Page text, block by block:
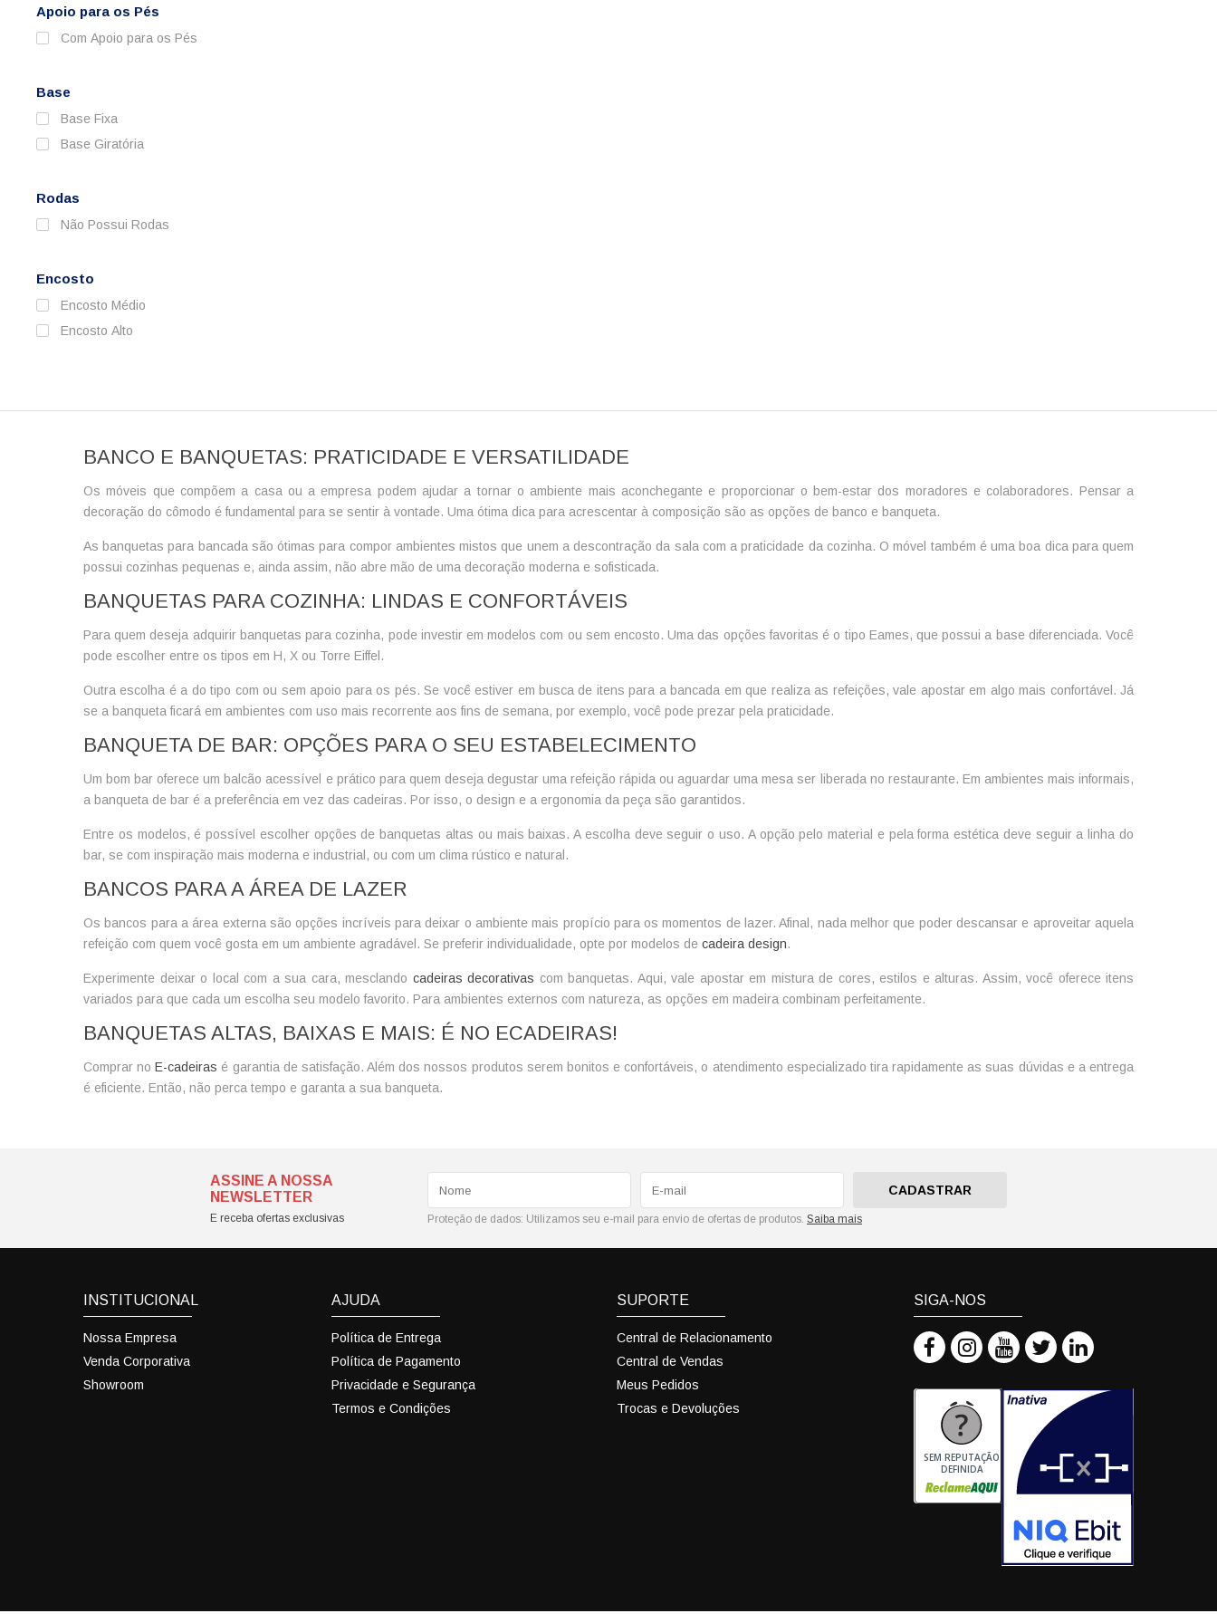
Apoio para os Pés
Com Apoio para os Pés
Base
Base Fixa
Base Giratória
Rodas
Não Possui Rodas
Encosto
Encosto Médio
Encosto Alto
BANCO E BANQUETAS: PRATICIDADE E VERSATILIDADE
Os móveis que compõem a casa ou a empresa podem ajudar a tornar o ambiente mais aconchegante e proporcionar o bem-estar dos moradores e colaboradores. Pensar a
decoração do cômodo é fundamental para se sentir à vontade. Uma ótima dica para acrescentar à composição são as opções de banco e banqueta.
As banquetas para bancada são ótimas para compor ambientes mistos que unem a descontração da sala com a praticidade da cozinha. O móvel também é uma boa dica para quem
possui cozinhas pequenas e, ainda assim, não abre mão de uma decoração moderna e sofisticada.
BANQUETAS PARA COZINHA: LINDAS E CONFORTÁVEIS
Para quem deseja adquirir banquetas para cozinha, pode investir em modelos com ou sem encosto. Uma das opções favoritas é o tipo Eames, que possui a base diferenciada. Você
pode escolher entre os tipos em H, X ou Torre Eiffel.
Outra escolha é a do tipo com ou sem apoio para os pés. Se você estiver em busca de itens para a bancada em que realiza as refeições, vale apostar em algo mais confortável. Já
se a banqueta ficará em ambientes com uso mais recorrente aos fins de semana, por exemplo, você pode prezar pela praticidade.
BANQUETA DE BAR: OPÇÕES PARA O SEU ESTABELECIMENTO
Um bom bar oferece um balcão acessível e prático para quem deseja degustar uma refeição rápida ou aguardar uma mesa ser liberada no restaurante. Em ambientes mais informais,
a banqueta de bar é a preferência em vez das cadeiras. Por isso, o design e a ergonomia da peça são garantidos.
Entre os modelos, é possível escolher opções de banquetas altas ou mais baixas. A escolha deve seguir o uso. A opção pelo material e pela forma estética deve seguir a linha do
bar, se com inspiração mais moderna e industrial, ou com um clima rústico e natural.
BANCOS PARA A ÁREA DE LAZER
Os bancos para a área externa são opções incríveis para deixar o ambiente mais propício para os momentos de lazer. Afinal, nada melhor que poder descansar e aproveitar aquela
refeição com quem você gosta em um ambiente agradável. Se preferir individualidade, opte por modelos de cadeira design.
Experimente deixar o local com a sua cara, mesclando cadeiras decorativas com banquetas. Aqui, vale apostar em mistura de cores, estilos e alturas. Assim, você oferece itens
variados para que cada um escolha seu modelo favorito. Para ambientes externos com natureza, as opções em madeira combinam perfeitamente.
BANQUETAS ALTAS, BAIXAS E MAIS: É NO ECADEIRAS!
Comprar noE-cadeiras é garantia de satisfação. Além dos nossos produtos serem bonitos e confortáveis, o atendimento especializado tira rapidamente as suas dúvidas e a entrega
é eficiente. Então, não perca tempo e garanta a sua banqueta.
ASSINE A NOSSA
NEWSLETTER
E receba ofertas exclusivas
CADASTRAR
Proteção de dados: Utilizamos seu e-mail para envio de ofertas de produtos. Saiba mais
INSTITUCIONAL
Nossa Empresa
Venda Corporativa
Showroom
AJUDA
Política de Entrega
Política de Pagamento
Privacidade e Segurança
Termos e Condições
SUPORTE
Central de Relacionamento
Central de Vendas
Meus Pedidos
Trocas e Devoluções
SIGA-NOS
SEM REPUTAÇÃO
DEFINIDA